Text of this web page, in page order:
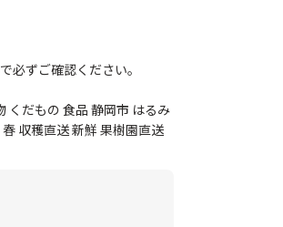
必ずご確認ください。
くだもの 食品 静岡市 はるみ
収穫直送 新鮮 果樹園直送